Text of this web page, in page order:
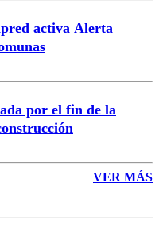
activa Alerta
por el fin de la
VER MÁS